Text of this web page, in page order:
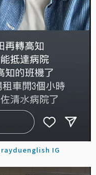
rayduenglish IG